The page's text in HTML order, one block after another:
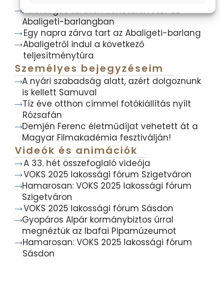
Különleges túrákon vehetünk részt az
Abaligeti-barlangban
Egy napra zárva tart az Abaligeti-barlang
Abaligetről indul a következő
teljesítménytúra
Személyes bejegyzéseim
A nyári szabadság alatt, azért dolgoznunk
is kellett Samuval
Tíz éve otthon címmel fotókiállítás nyílt
Rózsafán
Demjén Ferenc életműdíjat vehetett át a
Magyar Filmakadémia fesztiválján!
Videók és animációk
A 33. hét összefoglaló videója
VOKS 2025 lakossági fórum Szigetváron
Hamarosan: VOKS 2025 lakossági fórum
Szigetváron
VOKS 2025 lakossági fórum Sásdon
Gyopáros Alpár kormánybiztos úrral
megnéztük az Ibafai Pipamúzeumot
Hamarosan: VOKS 2025 lakossági fórum
Sásdon